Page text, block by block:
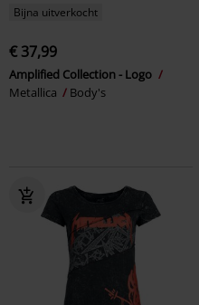
Bijna uitverkocht
€ 37,99
Amplified Collection - Logo
Metallica
Body's